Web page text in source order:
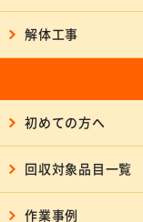
解体工事
初めての方へ
回収対象品目一覧
作業事例